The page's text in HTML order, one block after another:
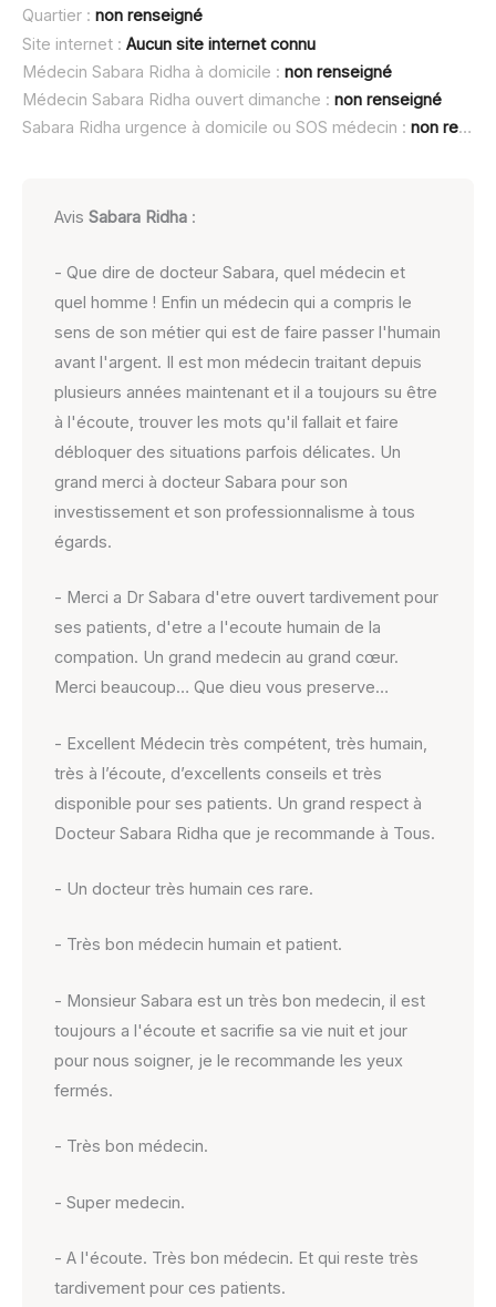
Quartier : non renseigné
Site internet : Aucun site internet connu
Médecin Sabara Ridha à domicile : non renseigné
Médecin Sabara Ridha ouvert dimanche : non renseigné
Sabara Ridha urgence à domicile ou SOS médecin : non renseigné
AvisSabara Ridha :
- Que dire de docteur Sabara, quel médecin et
quel homme ! Enfin un médecin qui a compris le
sens de son métier qui est de faire passer l'humain
avant l'argent. Il est mon médecin traitant depuis
plusieurs années maintenant et il a toujours su être
à l'écoute, trouver les mots qu'il fallait et faire
débloquer des situations parfois délicates. Un
grand merci à docteur Sabara pour son
investissement et son professionnalisme à tous
égards.
- Merci a Dr Sabara d'etre ouvert tardivement pour
ses patients, d'etre a l'ecoute humain de la
compation. Un grand medecin au grand cœur.
Merci beaucoup… Que dieu vous preserve…
- Excellent Médecin très compétent, très humain,
très à l’écoute, d’excellents conseils et très
disponible pour ses patients. Un grand respect à
Docteur Sabara Ridha que je recommande à Tous.
- Un docteur très humain ces rare.
- Très bon médecin humain et patient.
- Monsieur Sabara est un très bon medecin, il est
toujours a l'écoute et sacrifie sa vie nuit et jour
pour nous soigner, je le recommande les yeux
fermés.
- Très bon médecin.
- Super medecin.
- A l'écoute. Très bon médecin. Et qui reste très
tardivement pour ces patients.